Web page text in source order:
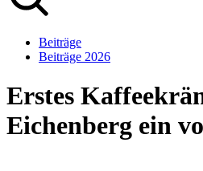
Beiträge
Beiträge 2026
Erstes
Eichenberg ein